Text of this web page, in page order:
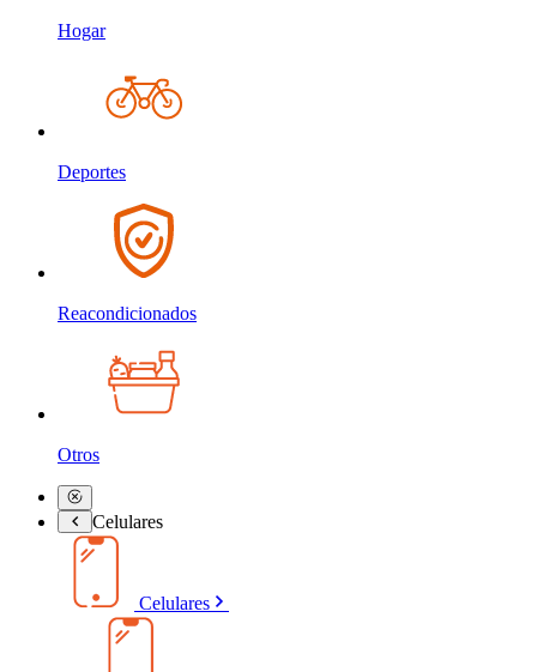
Hogar
Deportes
Reacondicionados
Otros
Celulares
Celulares